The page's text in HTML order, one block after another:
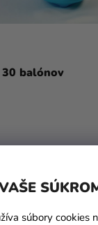
súbory cookies
balónov